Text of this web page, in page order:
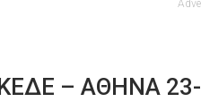
– ΑΘΗΝΑ